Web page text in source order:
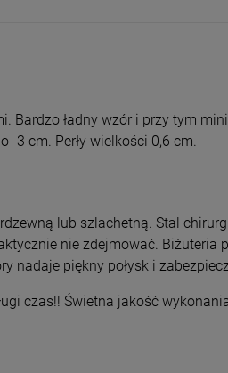
skrzydło kryształki czarne
Bardzo ładny wzór i przy tym
-3 cm. Perły wielkości 0,6 cm.
lub szlachetną. Stal
nie zdejmować. Biżuteria
nadaje piękny połysk i
czas!! Świetna jakość